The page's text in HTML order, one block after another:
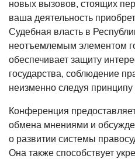
новых вызовов, стоящих
ваша деятельность
Судебная власть в
неотъемлемым элементом
обеспечивает защиту
государства, соблюдение
неизменно следуя принципу
Конференция
обмена мнениями и
о развитии системы
Она также способствует